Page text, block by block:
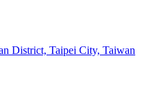
District, Taipei City, Taiwan